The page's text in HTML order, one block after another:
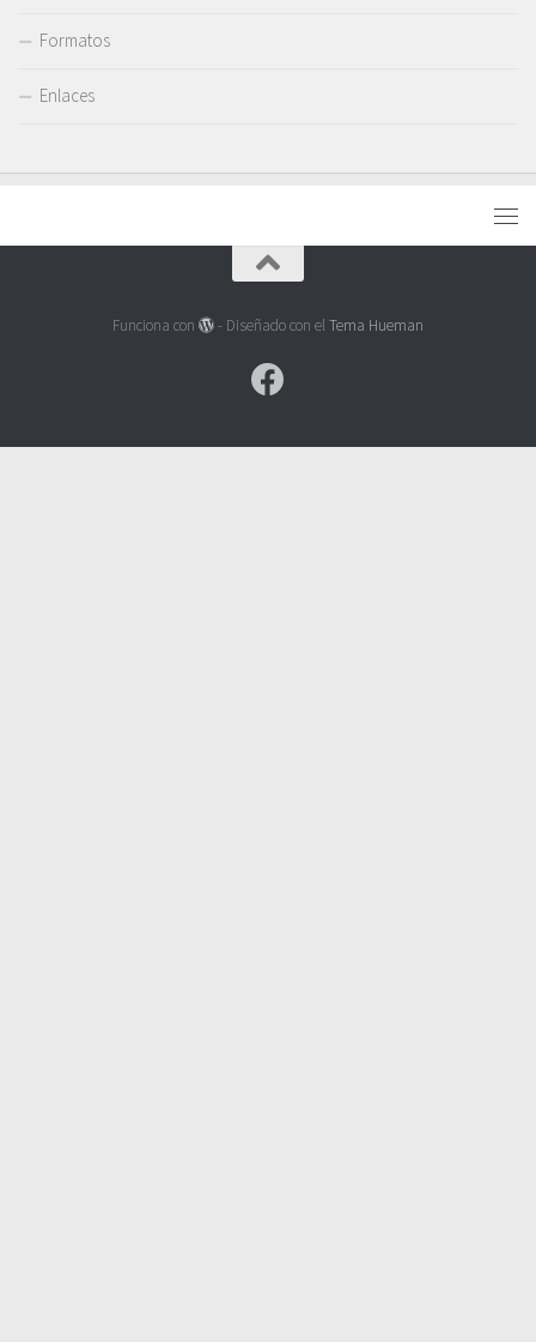
Formatos
Enlaces
Funciona con - Diseñado con elTema Hueman